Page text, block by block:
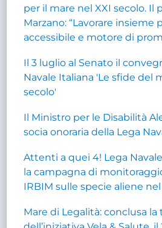
per il mare nel XXI secolo. Il
Marzano: “Lavorare insieme
accessibile e motore di
Il 3 luglio al Senato il
Navale Italiana 'Le sfide del
secolo'
Il Ministro per le Disabilità
socia onoraria della Lega
Attenti a quei 4! Lega
la campagna di
IRBIM sulle specie aliene
Mare di Legalità: conclusa la